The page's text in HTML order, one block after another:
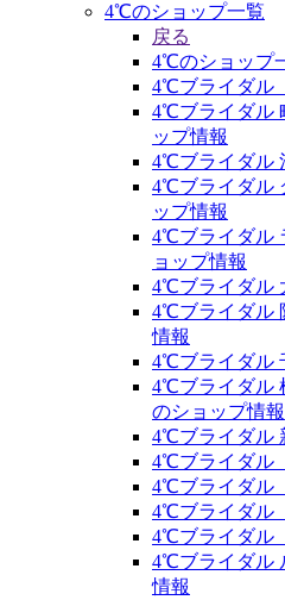
4℃のショップ一覧
戻る
4℃のショップ
4℃ブライダル
4℃ブライダル
ップ情報
4℃ブライダル
4℃ブライダル
ップ情報
4℃ブライダル
ョップ情報
4℃ブライダル
4℃ブライダル
情報
4℃ブライダル
4℃ブライダル
のショップ情報
4℃ブライダル
4℃ブライダル
4℃ブライダル
4℃ブライダル
4℃ブライダル
4℃ブライダル
情報